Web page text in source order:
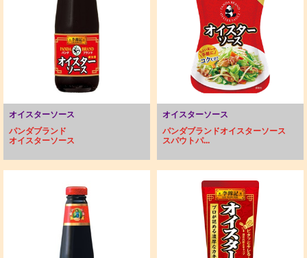
オイスターソース
パンダブランド
オイスターソース
オイスターソース
パンダブランドオイスターソース
スパウトパ...